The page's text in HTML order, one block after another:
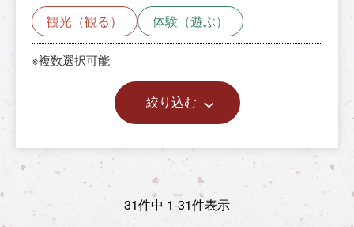
チケット予約はこちら
観光（観る）
体験（遊ぶ）
※複数選択可能
絞り込む
31件中 1-31件表示